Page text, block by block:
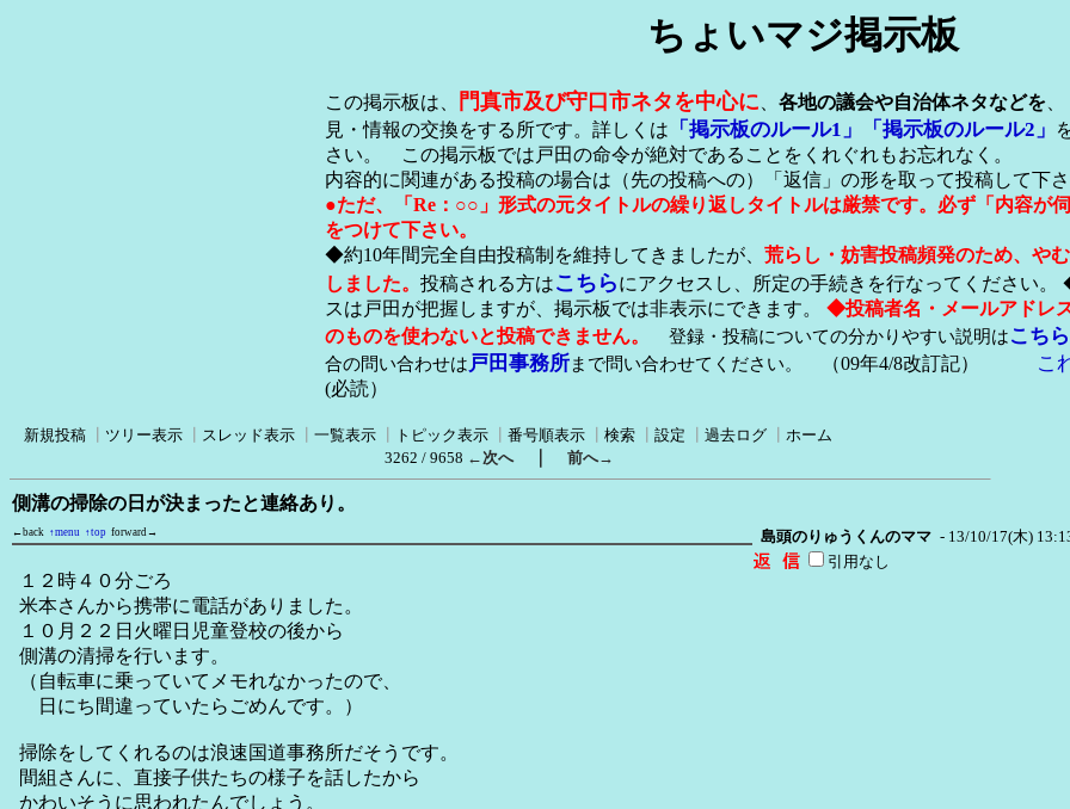
ちょいマジ掲示板
この掲示板は、 門真市及び守口市ネタを中心に、 各地の議会や自治体ネタなどを
見・情報の交換をする所です。詳しくは
「掲示板のルール1」 「掲示板のルール2」
さい。 この掲示板では戸田の命令が絶対であることをくれぐれもお忘れなく。
内容的に関連がある投稿の場合は（先の投稿への）「返信」の形を取って投稿して下
●ただ、「Re：○○」形式の元タイトルの繰り返しタイトルは厳禁です。必ず「内容が
をつけて下さい。
◆約10年間完全自由投稿制を維持してきましたが、 荒らし・妨害投稿頻発のため、や
しました。 投稿される方はこちらにアクセスし、所定の手続きを行なってください
スは戸田が把握しますが、掲示板では非表示にできます。 ◆投稿者名・メールアドレ
のものを使わないと投稿できません。
登録・投稿についての分かりやすい説明はこちら
合の問い合わせは戸田事務所まで問い合わせてください。 （09年4/8改訂記） こ
(必読）
新規投稿 ツリー表示 スレッド表示 一覧表示 トピック表示 番号順表示 検索 設定 過去ログ
ホーム
3262 / 9658 ←次へ｜ 前へ→
側溝の掃除の日が決まったと連絡あり。
←back ↑menu ↑top forward→ 島頭のりゅうくんのママ - 13/10/17(木)
１２時４０分ごろ
米本さんから携帯に電話がありました。
１０月２２日火曜日児童登校の後から
側溝の清掃を行います。
（自転車に乗っていてメモれなかったので、
日にち間違っていたらごめんです。）
掃除をしてくれるのは浪速国道事務所だそうです。
間組さんに、直接子供たちの様子を話したから
かわいそうに思われたんでしょう。
引用なし